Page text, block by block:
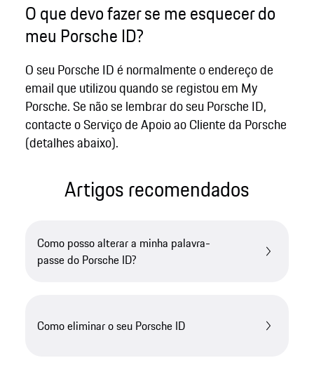
O que devo fazer se me esquecer do
meu Porsche ID?
O seu Porsche ID é normalmente o endereço de
email que utilizou quando se registou em My
Porsche. Se não se lembrar do seu Porsche ID,
contacte o Serviço de Apoio ao Cliente da Porsche
(detalhes abaixo).
Artigos recomendados
Como posso alterar a minha palavra-
passe do Porsche ID?
Como eliminar o seu Porsche ID